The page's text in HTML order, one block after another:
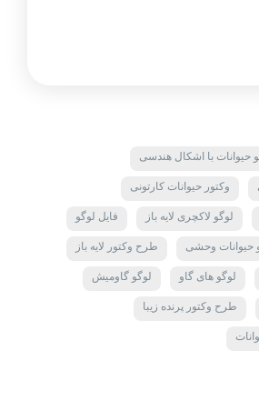
حیوانات با اشکال هندسی
وکتور حیوانات کارتونی
لوگو لاکچری لایه باز فایل لوگو
حیوانات وحشی طرح وکتور لایه باز
لوگو های گاو لوگو گاومیش
طرح وکتور پرنده زیبا